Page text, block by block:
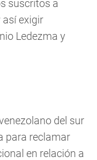
suscritos a
así exigir
Ledezma y
del sur
para reclamar
en relación a